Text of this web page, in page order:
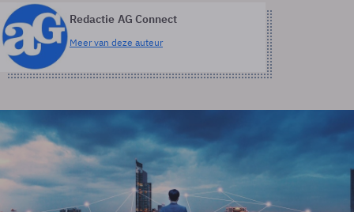
Redactie AG Connect
Meer van deze auteur